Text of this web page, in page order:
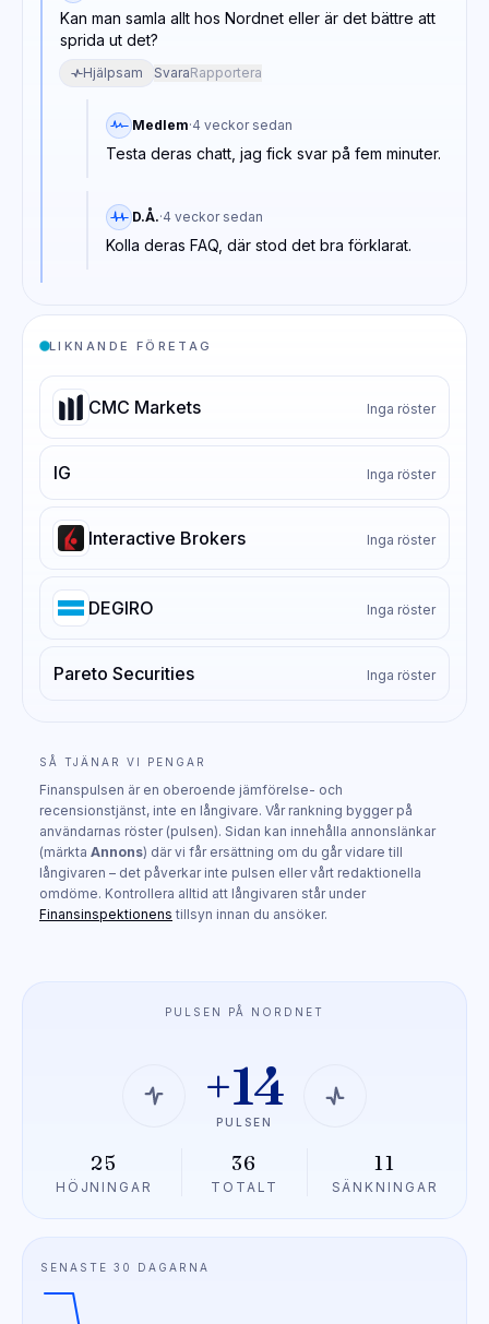
Kan man samla allt hos Nordnet eller är det bättre att
sprida ut det?
Hjälpsam SvaraRapportera
Medlem·4 veckor sedan
Testa deras chatt, jag fick svar på fem minuter.
D.Å.·4 veckor sedan
Kolla deras FAQ, där stod det bra förklarat.
LIKNANDE FÖRETAG
CMC Markets Inga röster
IG Inga röster
Interactive Brokers Inga röster
DEGIRO Inga röster
Pareto Securities Inga röster
SÅ TJÄNAR VI PENGAR
Finanspulsen är en oberoende jämförelse- och
recensionstjänst, inte en långivare. Vår rankning bygger på
användarnas röster (pulsen). Sidan kan innehålla annonslänkar
(märkta Annons) där vi får ersättning om du går vidare till
långivaren – det påverkar inte pulsen eller vårt redaktionella
omdöme. Kontrollera alltid att långivaren står under
Finansinspektionens tillsyn innan du ansöker.
PULSEN PÅ NORDNET
+14
PULSEN
25
HÖJNINGAR
36
TOTALT
11
SÄNKNINGAR
SENASTE 30 DAGARNA